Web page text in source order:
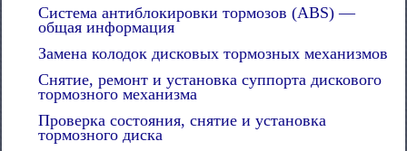
Система антиблокировки тормозов (ABS) —
общая информация
Замена колодок дисковых тормозных механизмов
Снятие, ремонт и установка суппорта дискового
тормозного механизма
Проверка состояния, снятие и установка
тормозного диска